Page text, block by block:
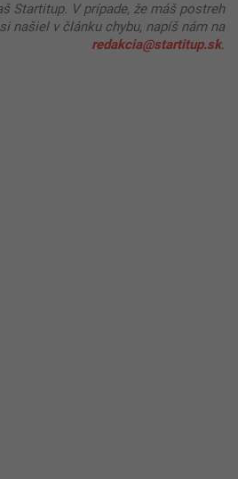
Startitup. V prípade, že máš postreh
našiel v článku chybu, napíš nám na
redakcia@startitup.sk.